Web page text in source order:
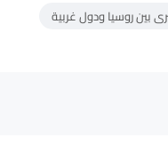
بين روسيا ودول غربية